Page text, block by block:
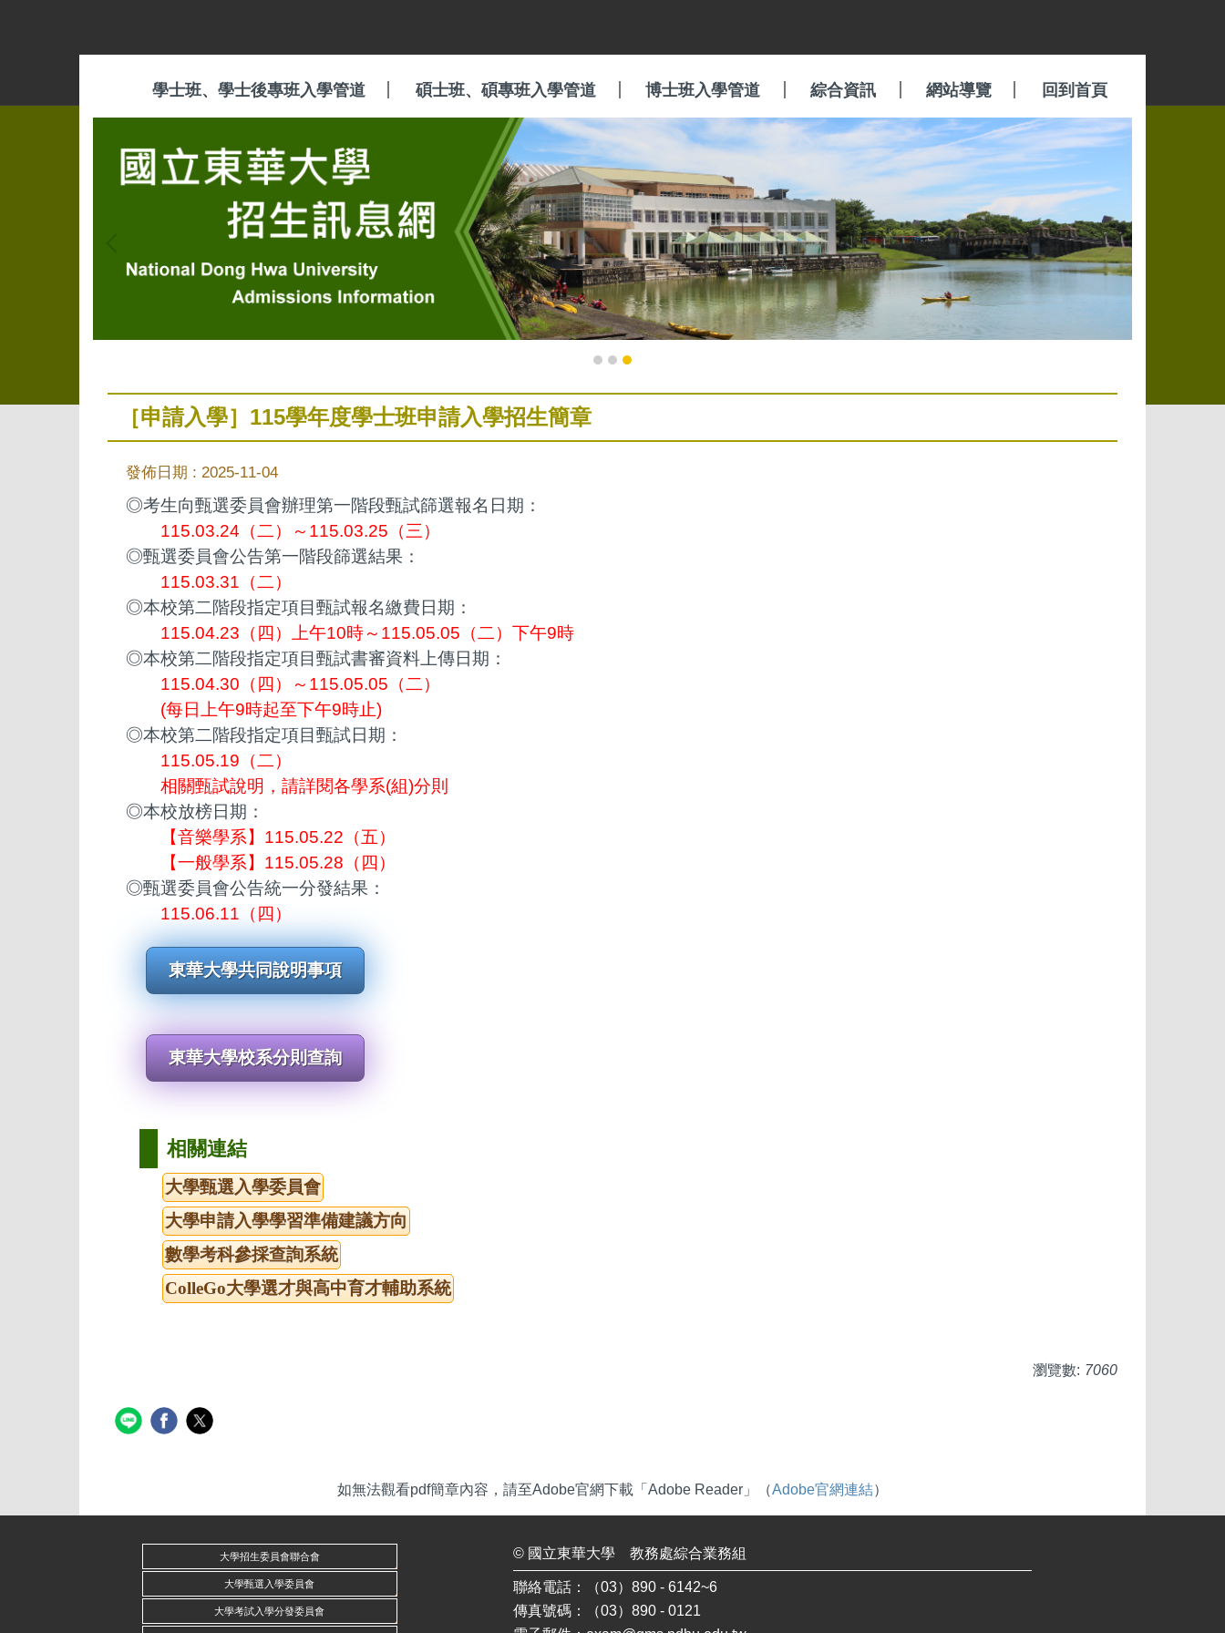
學士班、學士後專班入學管道 碩士班、碩專班入學管道 博士班入學管道 綜合資訊 網站導覽 回到首頁
［申請入學］115學年度學士班申請入學招生簡章
發佈日期 : 2025-11-04
◎考生向甄選委員會辦理第一階段甄試篩選報名日期：
115.03.24（二）～115.03.25（三）
◎甄選委員會公告第一階段篩選結果：
115.03.31（二）
◎本校第二階段指定項目甄試報名繳費日期：
115.04.23（四）上午10時～115.05.05（二）下午9時
◎本校第二階段指定項目甄試書審資料上傳日期：
115.04.30（四）～115.05.05（二）
(每日上午9時起至下午9時止)
◎本校第二階段指定項目甄試日期：
115.05.19（二）
相關甄試說明，請詳閱各學系(組)分則
◎本校放榜日期：
【音樂學系】115.05.22（五）
【一般學系】115.05.28（四）
◎甄選委員會公告統一分發結果：
115.06.11（四）
東華大學共同說明事項
東華大學校系分則查詢
相關連結
大學甄選入學委員會
大學申請入學學習準備建議方向
數學考科參採查詢系統
ColleGo大學選才與高中育才輔助系統
瀏覽數: 7060
如無法觀看pdf簡章內容，請至Adobe官網下載「Adobe Reader」（Adobe官網連結）
大學招生委員會聯合會
大學甄選入學委員會
大學考試入學分發委員會
© 國立東華大學 教務處綜合業務組
聯絡電話：（03）890 - 6142~6
傳真號碼：（03）890 - 0121